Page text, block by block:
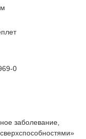
0
заболевание,